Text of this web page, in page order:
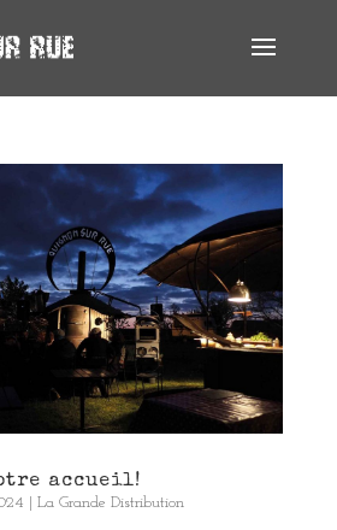
accueil!
La Grande Distribution